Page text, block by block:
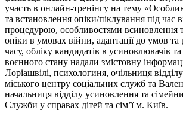
участь в онлайн-тренінгу на тему
та встановлення опіки/піклування під час
процедурою, особливостями всиновлення
опіки в умовах війни, адаптації до умов та
часу, обліку кандидатів в усиновлювачів та
воєнного стану надали змістовну
Лоріашвілі, психологиня, очільниця
міського центру соціальних служб та
начальниця відділу усиновлення та
Служби у справах дітей та сім’ї м. Київ.